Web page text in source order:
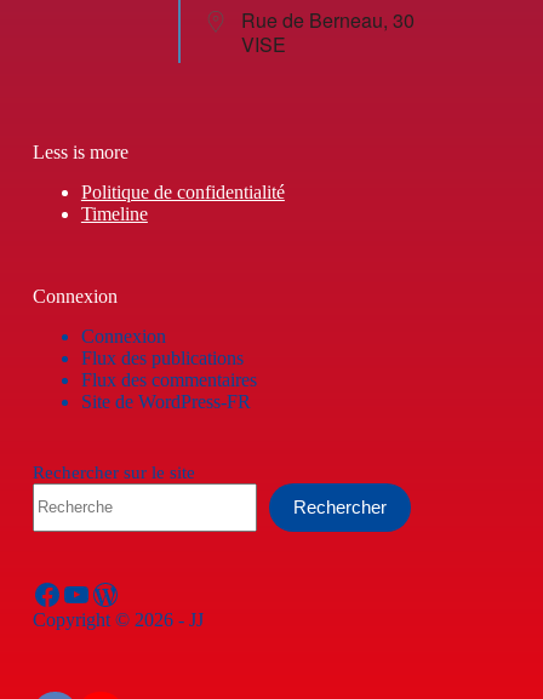
Rue de Berneau, 30
VISE
Less is more
Politique de confidentialité
Timeline
Connexion
Connexion
Flux des publications
Flux des commentaires
Site de WordPress-FR
Rechercher sur le site
Rechercher
Facebook
YouTube
WordPress
Copyright © 2026 - JJ